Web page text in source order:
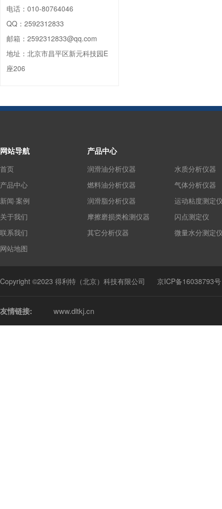
电话： 010-80764046
QQ： 2592312833
邮箱： 2592312833@qq.com
地址： 北京市昌平区新元科技园E
座206
网站导航
首页
产品中心
新闻·案例
关于我们
联系我们
网站地图
产品中心
润滑油分析仪器
燃料油分析仪器
润滑脂分析仪器
摩擦磨损类检测仪器
其它分析仪器
水质分析仪器
气体分析仪器
运动粘度测定
闪点测定仪
微量水分测定
Copyright ©2023 得利特（北京）科技有限公司 京ICP备16038793号
友情链接: www.dltkj.cn